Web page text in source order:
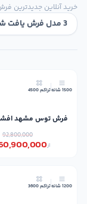
خرید آنلاین جدیدترین
3 مدل فرش یافت شد
1500 شانه تراکم 4500
فرش توس مشهد افشان
92,800,000
از
1200 شانه تراکم 3600